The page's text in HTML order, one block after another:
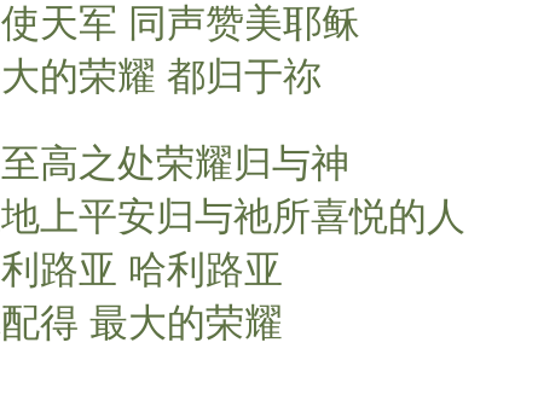
天军 同声赞美耶稣
的荣耀 都归于祢
高之处荣耀归与神
上平安归与祂所喜悦的人
路亚 哈利路亚
得 最大的荣耀